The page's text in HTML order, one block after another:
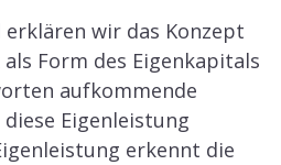
wir das Konzept
Form des Eigenkapitals
aufkommende
Eigenleistung
erkennt die